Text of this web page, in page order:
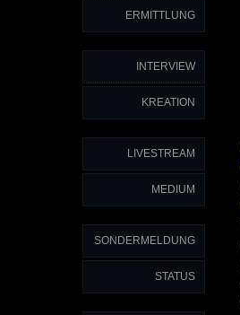
ERMITTLUNG
INTERVIEW
KREATION
LIVESTREAM
MEDIUM
SONDERMELDUNG
STATUS